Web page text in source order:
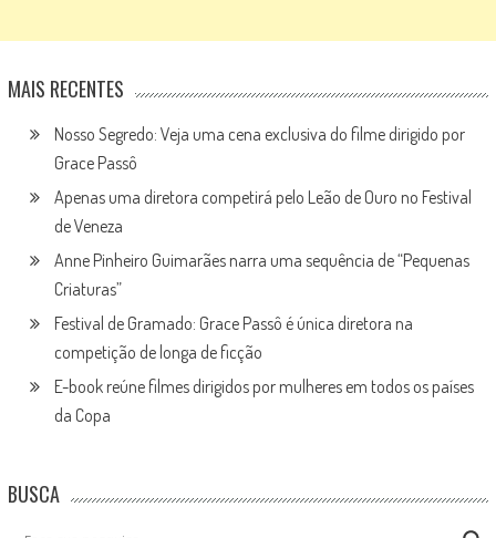
MAIS RECENTES
Nosso Segredo: Veja uma cena exclusiva do filme dirigido por
Grace Passô
Apenas uma diretora competirá pelo Leão de Ouro no Festival
de Veneza
Anne Pinheiro Guimarães narra uma sequência de “Pequenas
Criaturas”
Festival de Gramado: Grace Passô é única diretora na
competição de longa de ficção
E-book reúne filmes dirigidos por mulheres em todos os países
da Copa
BUSCA